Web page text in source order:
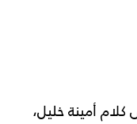
أمينة خليل،